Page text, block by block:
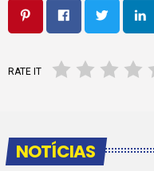
RATE IT
NOTÍCIAS